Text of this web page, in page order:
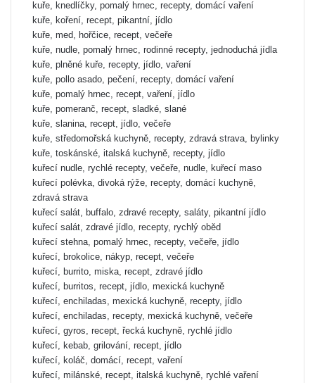
kuře, knedlíčky, pomalý hrnec, recepty, domácí vaření
kuře, koření, recept, pikantní, jídlo
kuře, med, hořčice, recept, večeře
kuře, nudle, pomalý hrnec, rodinné recepty, jednoduchá jídla
kuře, plněné kuře, recepty, jídlo, vaření
kuře, pollo asado, pečení, recepty, domácí vaření
kuře, pomalý hrnec, recept, vaření, jídlo
kuře, pomeranč, recept, sladké, slané
kuře, slanina, recept, jídlo, večeře
kuře, středomořská kuchyně, recepty, zdravá strava, bylinky
kuře, toskánské, italská kuchyně, recepty, jídlo
kuřecí nudle, rychlé recepty, večeře, nudle, kuřecí maso
kuřecí polévka, divoká rýže, recepty, domácí kuchyně,
zdravá strava
kuřecí salát, buffalo, zdravé recepty, saláty, pikantní jídlo
kuřecí salát, zdravé jídlo, recepty, rychlý oběd
kuřecí stehna, pomalý hrnec, recepty, večeře, jídlo
kuřecí, brokolice, nákyp, recept, večeře
kuřecí, burrito, miska, recept, zdravé jídlo
kuřecí, burritos, recept, jídlo, mexická kuchyně
kuřecí, enchiladas, mexická kuchyně, recepty, jídlo
kuřecí, enchiladas, recepty, mexická kuchyně, večeře
kuřecí, gyros, recept, řecká kuchyně, rychlé jídlo
kuřecí, kebab, grilování, recept, jídlo
kuřecí, koláč, domácí, recept, vaření
kuřecí, milánské, recept, italská kuchyně, rychlé vaření